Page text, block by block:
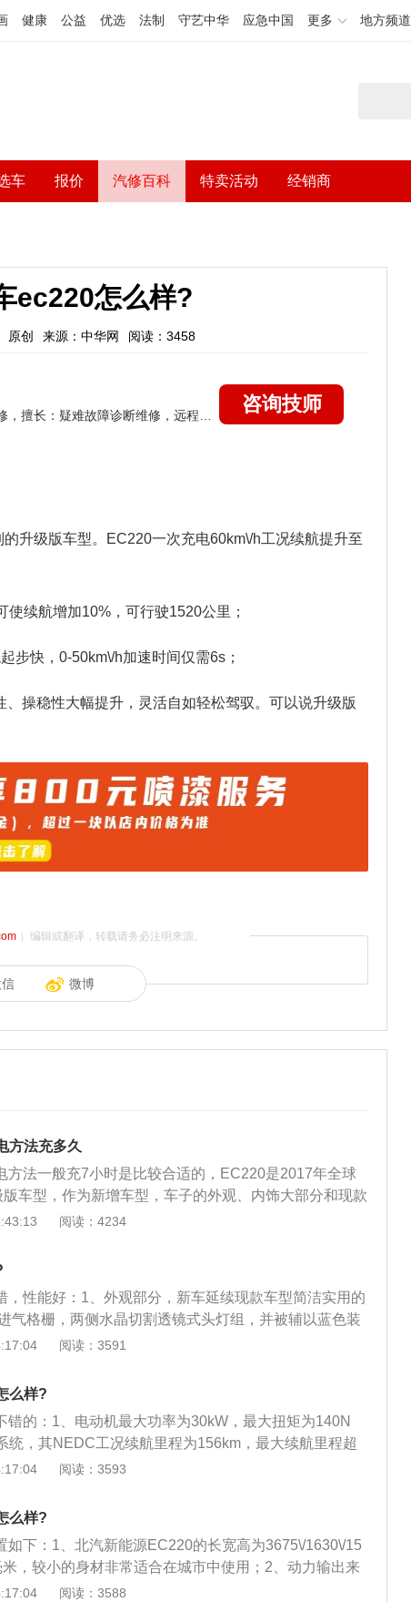
健康 公益 优选 法制 守艺中华 应急中国 更多 地方频道
车 报价 汽修百科 特卖活动 经销商
ec220怎么样?
原创 来源：中华网 阅读：3458
咨询技师
升级版车型。EC220一次充电60km\/h工况续航提升至
续航增加10%，可行驶1520公里；
步快，0-50km\/h加速时间仅需6s；
操稳性大幅提升，灵活自如轻松驾驭。可以说升级版
）编辑或翻译，转载请务必注明来源。
微博
方法充多久
方法一般充7小时是比较合适的，EC220是2017年全球
车型，作为新增车型，车子的外观、内饰大部分和现款
相比原有的入门版（经典版）车型去掉一键启动功能，
电池，并且仅提供慢充方式，充满时间为7小时，NEDC
快充是以恒定的电流一直充满，慢充是电流随这电量的
电池有一定的保护作用。两者的主要区别在于，慢充的
小，对动力电池本身的使用寿命影响小。而快充需要较
力电池组的寿命产生一些影响。此外，还需要配套的设
阅读：4234
，性能好：1、外观部分，新车延续现款车型简洁实用的
气格栅，两侧水晶切割透镜式头灯组，并被辅以蓝色装
加入圆形的日间行车灯，配合底部银色护板，富有运动
的变化。尾部方面，设计较为简洁时尚，不规则尾灯组
底部保险杠同样加入银色装饰，与车头相呼应；3、动
率为41马力的电机，峰值扭矩为140Nm，更换为磷酸铁
方式，充满时间为7小时，NEDC工况续航里程为206k
阅读：3591
么样?
错的：1、电动机最大功率为30kW，最大扭矩为140N
统，其NEDC工况续航里程为156km，最大续航里程超
100km\/h，在慢充模式下，可在7小时内完成充电；2、
而封闭式的上部“进气格栅”以及蓝色的北汽LOGO则表明
新车的外观主打年轻化风格，双色车身设计搭配黑色的
李架，营造出了一些跨界风格。EC180的侧身短小紧
金轮圈也带来了一些时尚感。
阅读：3593
么样?
如下：1、北汽新能源EC220的长宽高为3675\/1630\/15
，较小的身材非常适合在城市中使用；2、动力输出来
大扭矩140N·m的前置永磁同步电机，与其搭配的是一
阅读：3588